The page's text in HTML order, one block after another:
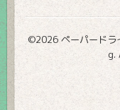
©2026 ペーパード
g.